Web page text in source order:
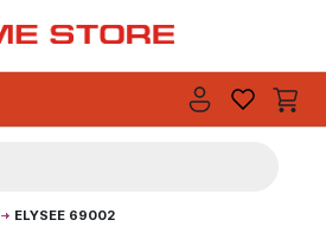
ELYSEE 69002